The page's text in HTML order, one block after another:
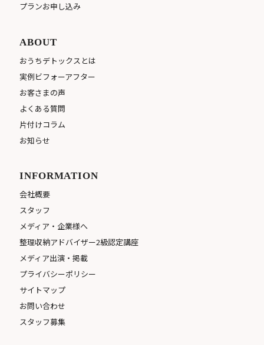
プランお申し込み
ABOUT
おうちデトックスとは
実例ビフォーアフター
お客さまの声
よくある質問
片付けコラム
お知らせ
INFORMATION
会社概要
スタッフ
メディア・企業様へ
整理収納アドバイザー2級認定講座
メディア出演・掲載
プライバシーポリシー
サイトマップ
お問い合わせ
スタッフ募集